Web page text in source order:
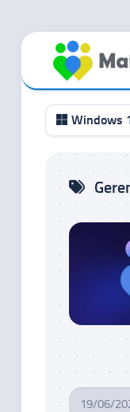
conteúdo
Windows
19/06/